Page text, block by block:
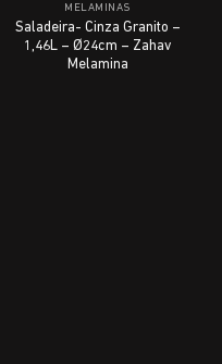
MELAMINAS
Saladeira- Cinza Granito –
1,46L – Ø24cm – Zahav
Melamina